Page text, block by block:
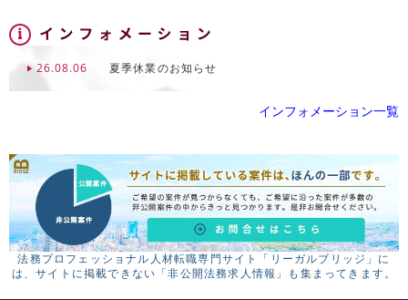
26.08.06 夏季休業のお知らせ
インフォメーション一覧
法務プロフェッショナル人材転職専門サイト「リーガルブリッジ」に
は、サイトに掲載できない「非公開法務求人情報」も集まってきます。